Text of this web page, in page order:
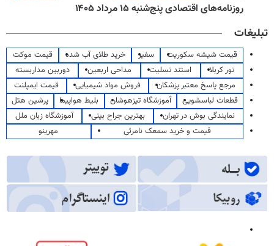
روزنامه‌های اقتصادی پنج‌شنبه ۱۵ مرداد ۱۴۰۵
تبلیغات
قیمت شیشه سکوریت سفیر خرید طلای آب شده
قیمت موکت
تور کربلا
استند تسلیت مداحی اربعین
دوربین مداربسته
مرجع پاسخ معتبر پزشکان
فروش مواد شیمیایی
قیمت ایمپلنت
قطعات لباسشویی
آموزشگاه تیزهوشان بلیط هواپیما
پرشین هتل
نمایندگی بوش در تهران
بهترین جراح بینی
آموزشگاه زبان ملل
قیمت و خرید سمعک نامرئی
مهرینو